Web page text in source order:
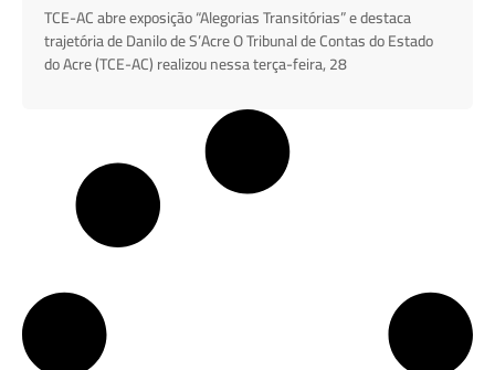
TCE-AC abre exposição “Alegorias Transitórias” e destaca
trajetória de Danilo de S’Acre O Tribunal de Contas do Estado
do Acre (TCE-AC) realizou nessa terça-feira, 28